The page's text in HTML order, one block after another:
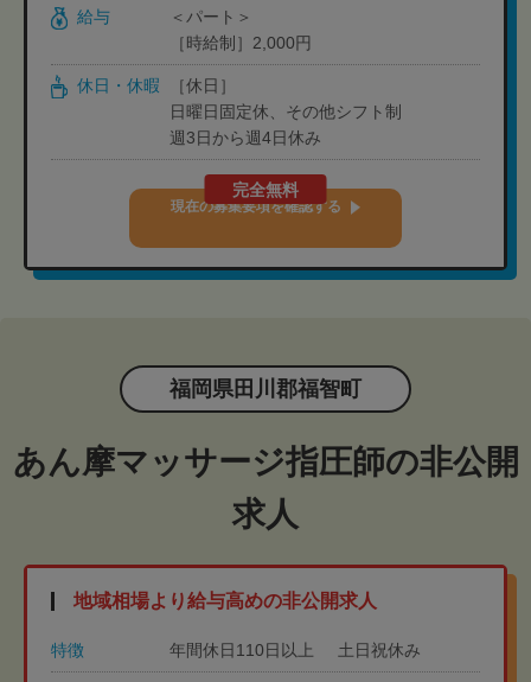
給与
＜パート＞
［時給制］2,000円
休日・休暇
［休日］
日曜日固定休、その他シフト制
週3日から週4日休み
完全無料
現在の募集要項を確認する
福岡県田川郡福智町
あん摩マッサージ指圧師の非公開
求人
地域相場より給与高めの非公開求人
特徴 年間休日110日以上 土日祝休み